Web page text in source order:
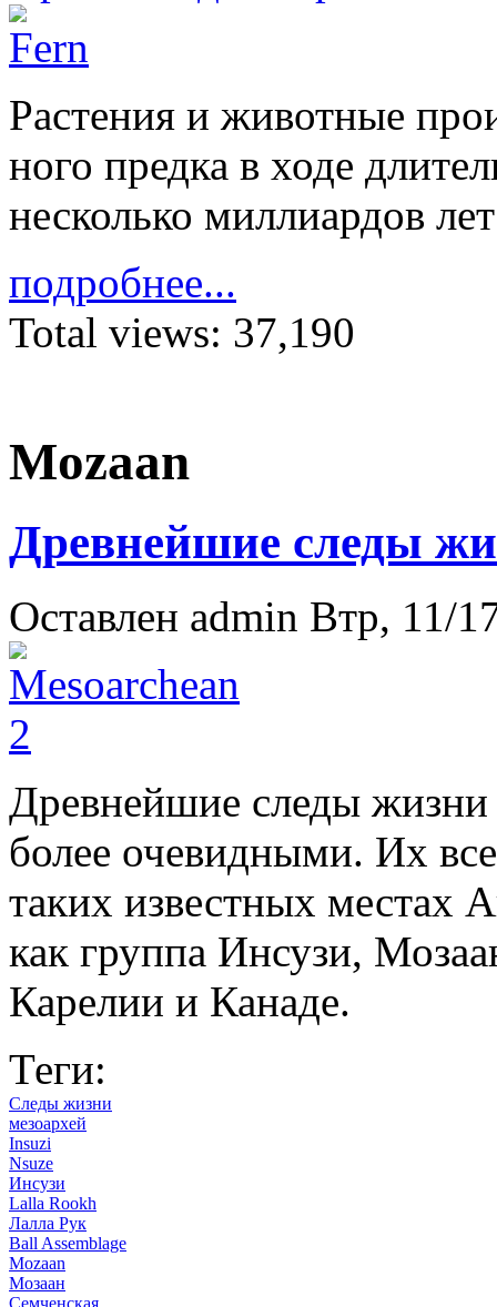
Расте­ния и жи­вотные
ного предка в ходе
не­сколько милли­ар­дов
подробнее...
Total views: 37,190
Mozaan
Древнейшие следы
Оставлен admin Втр, 11/
Древ­ней­шие следы жизни
более оче­вид­ными. Их
та­ких из­вест­ных
как группа Ин­сузи,
Каре­лии и Канаде.
Теги:
Следы жизни
мезоархей
Insuzi
Nsuze
Инсузи
Lalla Rookh
Лалла Рук
Ball Assemblage
Mozaan
Мозаан
Семченская